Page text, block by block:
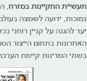
תעשיית החקיינות במזרח,
נמוכות, ידועה לשמצה
יעד להגנה על קניין רוחני
האחרונות בתחום הייצור
בשתי המדינות קיימת